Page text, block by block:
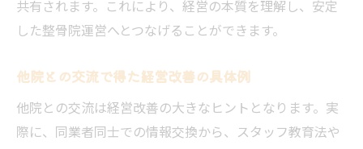
共有されます。これにより、経営の本質を理解し、安定
した整骨院運営へとつなげることができます。
他院との交流で得た経営改善の具体例
他院との交流は経営改善の大きなヒントとなります。実
際に、同業者同士での情報交換から、スタッフ教育法や